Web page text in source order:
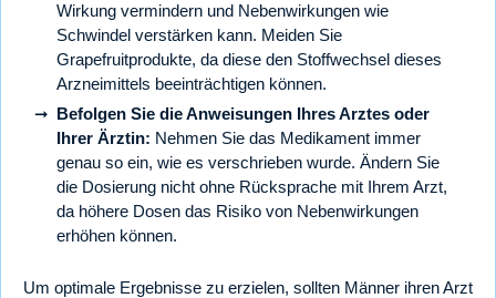
Wirkung vermindern und Nebenwirkungen wie
Schwindel verstärken kann. Meiden Sie
Grapefruitprodukte, da diese den Stoffwechsel dieses
Arzneimittels beeinträchtigen können.
Befolgen Sie die Anweisungen Ihres Arztes oder
Ihrer Ärztin: Nehmen Sie das Medikament immer
genau so ein, wie es verschrieben wurde. Ändern Sie
die Dosierung nicht ohne Rücksprache mit Ihrem Arzt,
da höhere Dosen das Risiko von Nebenwirkungen
erhöhen können.
Um optimale Ergebnisse zu erzielen, sollten Männer ihren Arzt